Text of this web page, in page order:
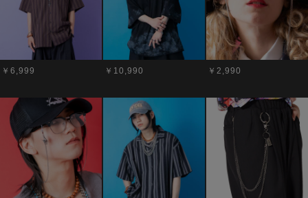
￥6,999 ￥10,990 ￥2,990